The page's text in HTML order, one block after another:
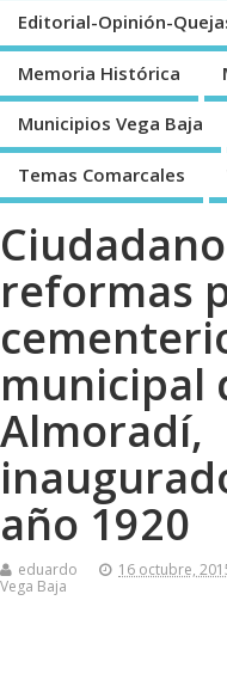
Editorial-Opinión-
Memoria Histórica
Municipios Vega Baja
Temas Comarcales
reformas
municipal
Almoradí,
año 1920
eduardo 16 octubre,
Vega Baja